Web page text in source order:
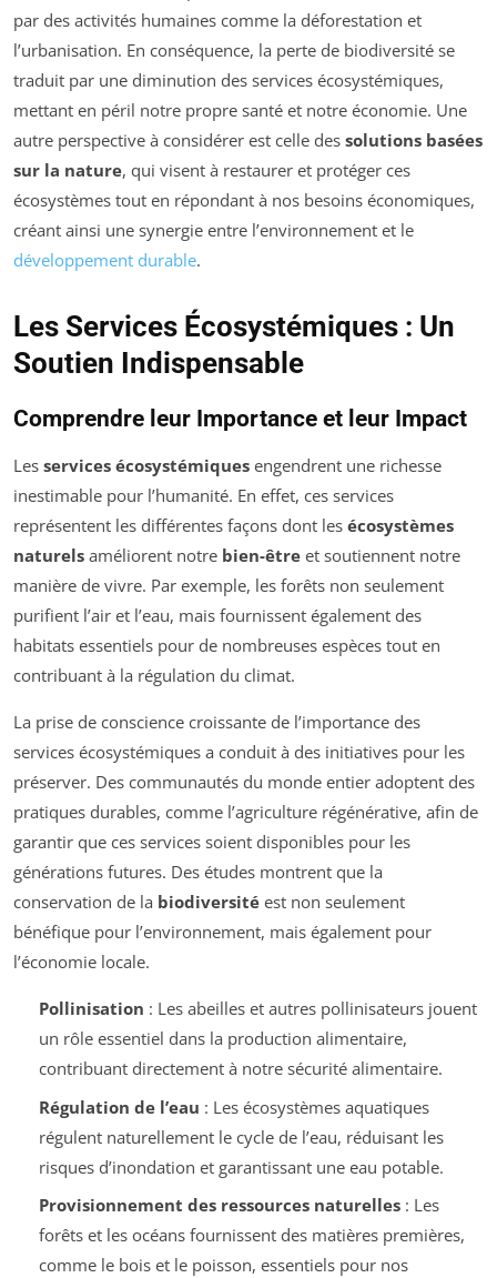
par des activités humaines comme la déforestation et
l’urbanisation. En conséquence, la perte de biodiversité se
traduit par une diminution des services écosystémiques,
mettant en péril notre propre santé et notre économie. Une
autre perspective à considérer est celle des solutions basées
sur la nature, qui visent à restaurer et protéger ces
écosystèmes tout en répondant à nos besoins économiques,
créant ainsi une synergie entre l’environnement et le
développement durable.
Les Services Écosystémiques : Un
Soutien Indispensable
Comprendre leur Importance et leur Impact
Les services écosystémiques engendrent une richesse
inestimable pour l’humanité. En effet, ces services
représentent les différentes façons dont les écosystèmes
naturels améliorent notre bien-être et soutiennent notre
manière de vivre. Par exemple, les forêts non seulement
purifient l’air et l’eau, mais fournissent également des
habitats essentiels pour de nombreuses espèces tout en
contribuant à la régulation du climat.
La prise de conscience croissante de l’importance des
services écosystémiques a conduit à des initiatives pour les
préserver. Des communautés du monde entier adoptent des
pratiques durables, comme l’agriculture régénérative, afin de
garantir que ces services soient disponibles pour les
générations futures. Des études montrent que la
conservation de la biodiversité est non seulement
bénéfique pour l’environnement, mais également pour
l’économie locale.
Pollinisation : Les abeilles et autres pollinisateurs jouent
un rôle essentiel dans la production alimentaire,
contribuant directement à notre sécurité alimentaire.
Régulation de l’eau : Les écosystèmes aquatiques
régulent naturellement le cycle de l’eau, réduisant les
risques d’inondation et garantissant une eau potable.
Provisionnement des ressources naturelles: Les
forêts et les océans fournissent des matières premières,
comme le bois et le poisson, essentiels pour nos